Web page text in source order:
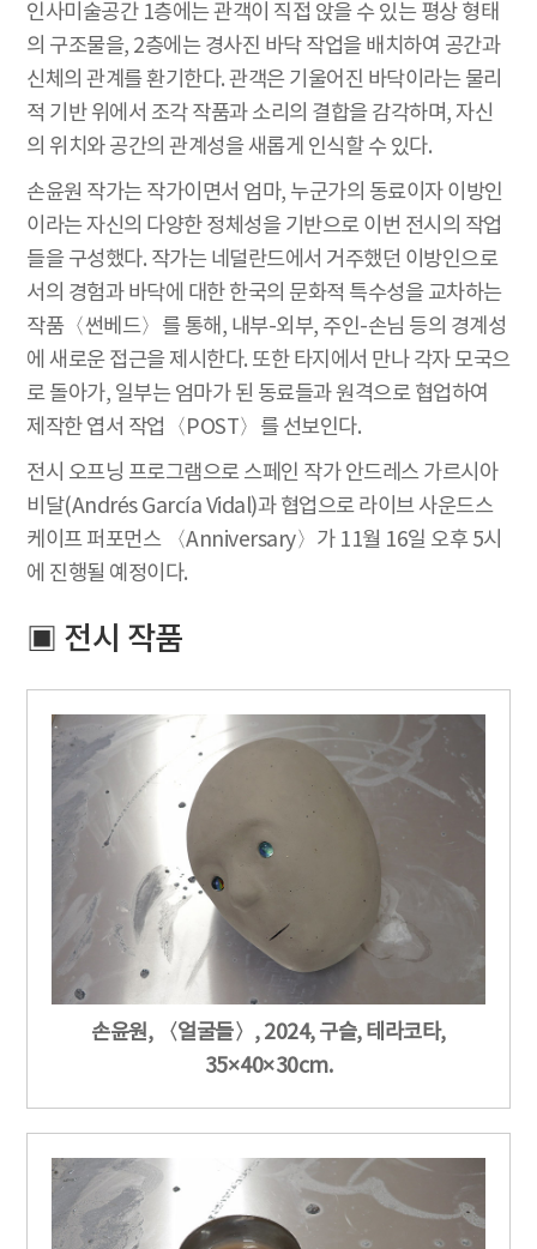
인사미술공간 1층에는 관객이 직접 앉을 수 있는 평상 형태
의 구조물을, 2층에는 경사진 바닥 작업을 배치하여 공간과
신체의 관계를 환기한다. 관객은 기울어진 바닥이라는 물리
적 기반 위에서 조각 작품과 소리의 결합을 감각하며, 자신
의 위치와 공간의 관계성을 새롭게 인식할 수 있다.
손윤원 작가는 작가이면서 엄마, 누군가의 동료이자 이방인
이라는 자신의 다양한 정체성을 기반으로 이번 전시의 작업
들을 구성했다. 작가는 네덜란드에서 거주했던 이방인으로
서의 경험과 바닥에 대한 한국의 문화적 특수성을 교차하는
작품〈썬베드〉를 통해, 내부-외부, 주인-손님 등의 경계성
에 새로운 접근을 제시한다. 또한 타지에서 만나 각자 모국으
로 돌아가, 일부는 엄마가 된 동료들과 원격으로 협업하여
제작한 엽서 작업〈POST〉를 선보인다.
전시 오프닝 프로그램으로 스페인 작가 안드레스 가르시아
비달(Andrés García Vidal)과 협업으로 라이브 사운드스
케이프 퍼포먼스 〈Anniversary〉가 11월 16일 오후 5시
에 진행될 예정이다.
▣ 전시 작품
손윤원, 〈얼굴들〉, 2024, 구슬, 테라코타,
35×40×30cm.